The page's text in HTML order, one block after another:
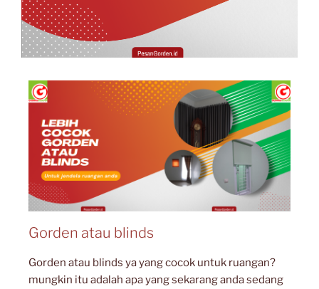
Gorden atau blinds
Gorden atau blinds ya yang cocok untuk ruangan?
mungkin itu adalah apa yang sekarang anda sedang